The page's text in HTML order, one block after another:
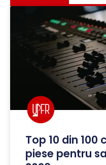
Top 10 din
piese pentru